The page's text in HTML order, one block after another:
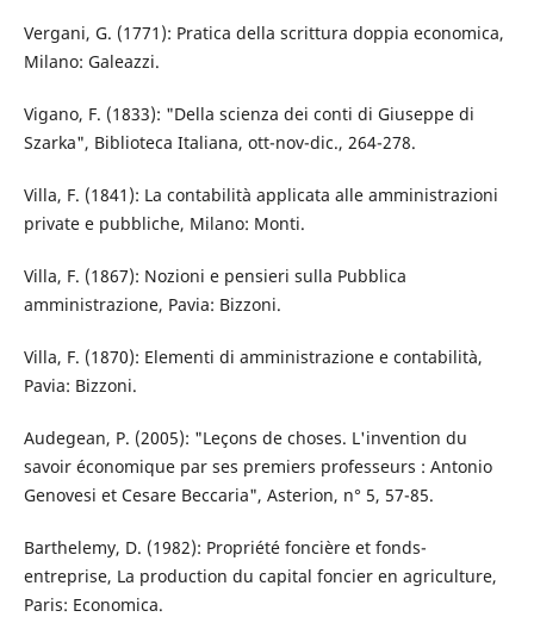
Vergani, G. (1771): Pratica della scrittura doppia economica,
Milano: Galeazzi.
Vigano, F. (1833): "Della scienza dei conti di Giuseppe di
Szarka", Biblioteca Italiana, ott-nov-dic., 264-278.
Villa, F. (1841): La contabilità applicata alle amministrazioni
private e pubbliche, Milano: Monti.
Villa, F. (1867): Nozioni e pensieri sulla Pubblica
amministrazione, Pavia: Bizzoni.
Villa, F. (1870): Elementi di amministrazione e contabilità,
Pavia: Bizzoni.
Audegean, P. (2005): "Leçons de choses. L'invention du
savoir économique par ses premiers professeurs : Antonio
Genovesi et Cesare Beccaria", Asterion, n° 5, 57-85.
Barthelemy, D. (1982): Propriété foncière et fonds-
entreprise, La production du capital foncier en agriculture,
Paris: Economica.